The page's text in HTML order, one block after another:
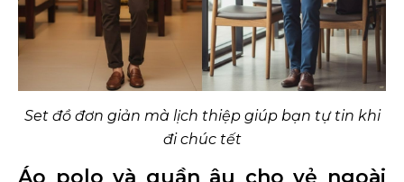
Set đồ đơn giản mà lịch thiệp giúp bạn tự tin khi
đi chúc tết
Áo polo và quần âu cho vẻ ngoài